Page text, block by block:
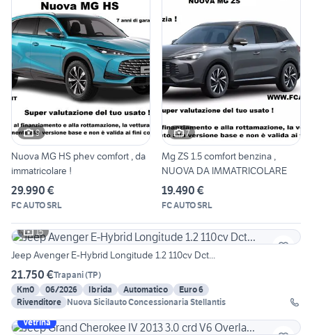
9
Nuova MG HS phev comfort , da
immatricolare !
29.990 €
FC AUTO SRL
7
Mg ZS 1.5 comfort benzina ,
NUOVA DA IMMATRICOLARE
19.490 €
FC AUTO SRL
15
Jeep Avenger E-Hybrid Longitude 1.2 110cv Dct...
21.750 €Trapani(TP)
Km0
06/2026 Ibrida Automatico
Euro 6
Rivenditore Nuova Sicilauto Concessionaria Stellantis
Vetrina